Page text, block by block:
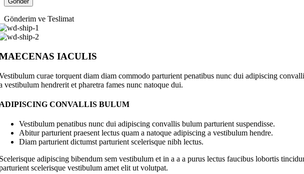
Gönderim ve Teslimat
IACULIS
curae torquent diam diam commodo parturient penatibus nunc dui adipiscing
vestibulum hendrerit et pharetra fames nunc natoque dui.
CONVALLIS BULUM
Vestibulum penatibus nunc dui adipiscing convallis bulum parturient suspendisse.
Abitur parturient praesent lectus quam a natoque adipiscing a vestibulum hendre.
Diam parturient dictumst parturient scelerisque nibh lectus.
adipiscing bibendum sem vestibulum et in a a a purus lectus faucibus lobortis
scelerisque vestibulum amet elit ut volutpat.